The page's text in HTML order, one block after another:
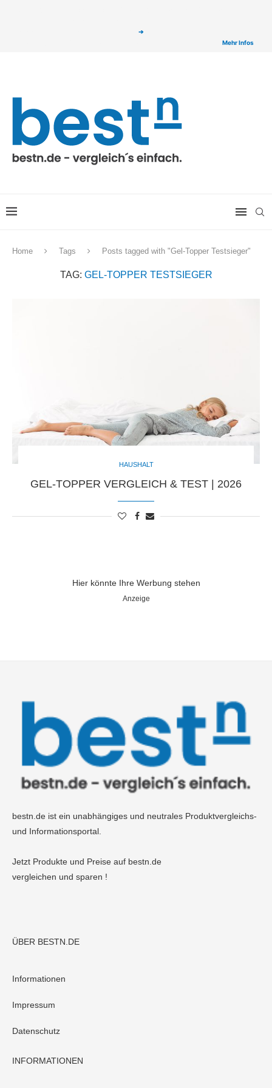
➔
Mehr Infos
Home Tags Posts tagged with "Gel-Topper Testsieger"
TAG: GEL-TOPPER TESTSIEGER
HAUSHALT
GEL-TOPPER VERGLEICH & TEST | 2026
Hier könnte Ihre Werbung stehen
Anzeige
bestn.de ist ein unabhängiges und neutrales Produktvergleichs-
und Informationsportal.
Jetzt Produkte und Preise auf bestn.de
vergleichen und sparen !
ÜBER BESTN.DE
Informationen
Impressum
Datenschutz
INFORMATIONEN